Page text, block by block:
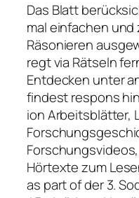
Das Blatt
mal einfachen
Räsonieren
regt via Rätseln
Entdecken unter
findest respons
ion Arbeitsblätter,
Hörtexte zum
as part of der 3.